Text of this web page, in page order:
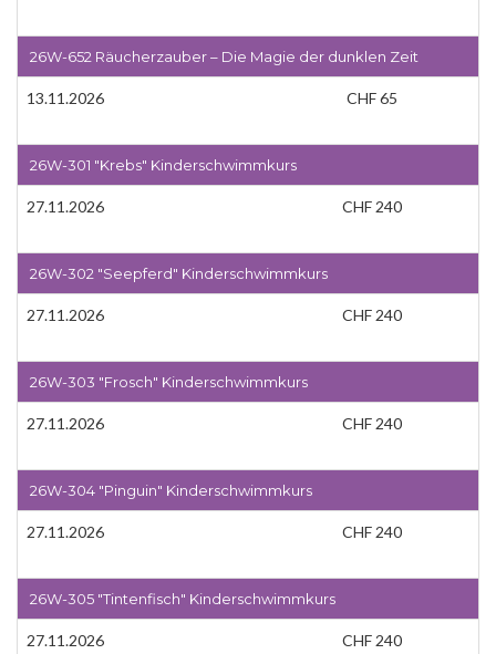
26W-652 Räucherzauber – Die Magie der dunklen Zeit
13.11.2026 CHF 65
26W-301 "Krebs" Kinderschwimmkurs
27.11.2026 CHF 240
26W-302 "Seepferd" Kinderschwimmkurs
27.11.2026 CHF 240
26W-303 "Frosch" Kinderschwimmkurs
27.11.2026 CHF 240
26W-304 "Pinguin" Kinderschwimmkurs
27.11.2026 CHF 240
26W-305 "Tintenfisch" Kinderschwimmkurs
27.11.2026 CHF 240